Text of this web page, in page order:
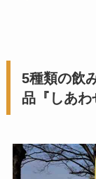
5種類の飲
品『しあわ